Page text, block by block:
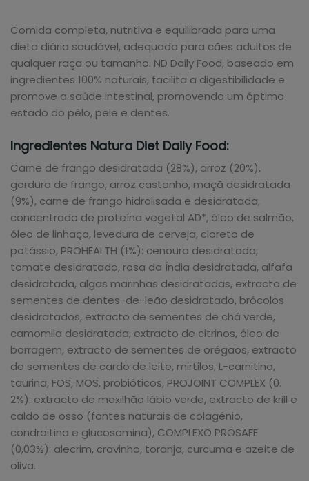
Comida completa, nutritiva e equilibrada para uma
dieta diária saudável, adequada para cães adultos de
qualquer raça ou tamanho. ND Daily Food, baseado em
ingredientes 100% naturais, facilita a digestibilidade e
promove a saúde intestinal, promovendo um óptimo
estado do pêlo, pele e dentes.
Ingredientes Natura Diet Daily Food:
Carne de frango desidratada (28%), arroz (20%),
gordura de frango, arroz castanho, maçã desidratada
(9%), carne de frango hidrolisada e desidratada,
concentrado de proteína vegetal AD*, óleo de salmão,
óleo de linhaça, levedura de cerveja, cloreto de
potássio, PROHEALTH (1%): cenoura desidratada,
tomate desidratado, rosa da Índia desidratada, alfafa
desidratada, algas marinhas desidratadas, extracto de
sementes de dentes-de-leão desidratado, brócolos
desidratados, extracto de sementes de chá verde,
camomila desidratada, extracto de citrinos, óleo de
borragem, extracto de sementes de orégãos, extracto
de sementes de cardo de leite, mirtilos, L-carnitina,
taurina, FOS, MOS, probióticos, PROJOINT COMPLEX (0.
2%): extracto de mexilhão lábio verde, extracto de krill e
caldo de osso (fontes naturais de colagénio,
condroitina e glucosamina), COMPLEXO PROSAFE
(0,03%): alecrim, cravinho, toranja, curcuma e azeite de
oliva.